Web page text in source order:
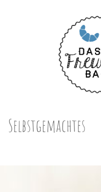
Selbstgemachtes